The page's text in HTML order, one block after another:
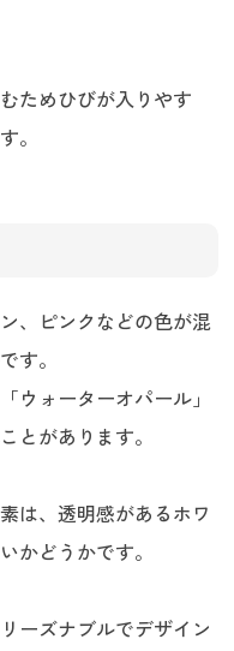
ためひびが入りやす
。
、ピンクなどの色が混
す。
ウォーターオパール」
とがあります。
は、透明感があるホワ
かどうかです。
ーズナブルでデザイン